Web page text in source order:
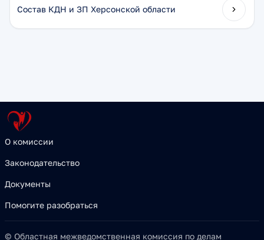
Состав КДН и ЗП Херсонской области
О комиссии
Законодательство
Документы
Помогите разобраться
© Областная межведомственная комиссия по делам